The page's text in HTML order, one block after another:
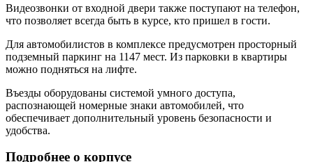
Видеозвонки от входной двери также поступают на телефон,
что позволяет всегда быть в курсе, кто пришел в гости.
Для автомобилистов в комплексе предусмотрен просторный
подземный паркинг на 1147 мест. Из парковки в квартиры
можно подняться на лифте.
Въезды оборудованы системой умного доступа,
распознающей номерные знаки автомобилей, что
обеспечивает дополнительный уровень безопасности и
удобства.
Подробнее о корпусе